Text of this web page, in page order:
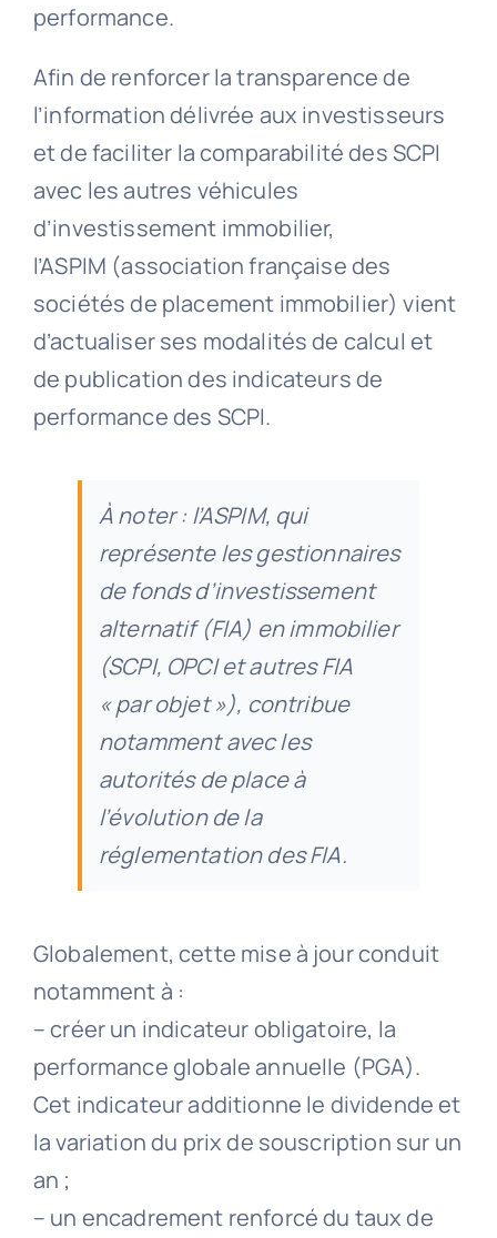
performance.
Afin de renforcer la transparence de
l’information délivrée aux investisseurs
et de faciliter la comparabilité des SCPI
avec les autres véhicules
d’investissement immobilier,
l’ASPIM (association française des
sociétés de placement immobilier) vient
d’actualiser ses modalités de calcul et
de publication des indicateurs de
performance des SCPI.
À noter : l’ASPIM, qui
représente les gestionnaires
de fonds d’investissement
alternatif (FIA) en immobilier
(SCPI, OPCI et autres FIA
« par objet »), contribue
notamment avec les
autorités de place à
l’évolution de la
réglementation des FIA.
Globalement, cette mise à jour conduit
notamment à :
– créer un indicateur obligatoire, la
performance globale annuelle (PGA).
Cet indicateur additionne le dividende et
la variation du prix de souscription sur un
an ;
– un encadrement renforcé du taux de